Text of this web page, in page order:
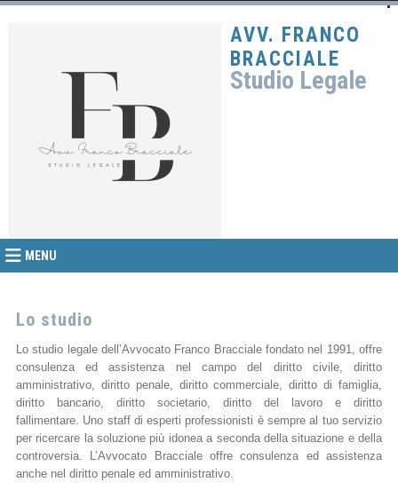
AVV. FRANCO
BRACCIALE
Studio Legale
MENU
Lo studio
Lo studio legale dell’Avvocato Franco Bracciale fondato nel 1991, offre
consulenza ed assistenza nel campo del diritto civile, diritto
amministrativo, diritto penale, diritto commerciale, diritto di famiglia,
diritto bancario, diritto societario, diritto del lavoro e diritto
fallimentare. Uno staff di esperti professionisti è sempre al tuo servizio
per ricercare la soluzione più idonea a seconda della situazione e della
controversia. L’Avvocato Bracciale offre consulenza ed assistenza
anche nel diritto penale ed amministrativo.